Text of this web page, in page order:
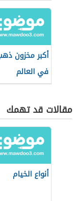
أكبر مخزون
في العالم
مقالات قد تهمك
أنواع الخيام